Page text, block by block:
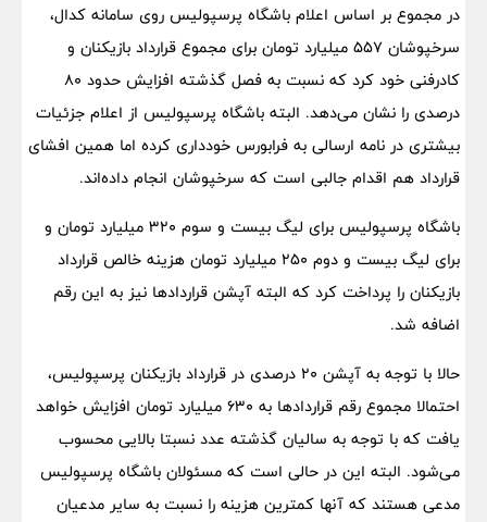
در مجموع بر اساس اعلام باشگاه پرسپولیس روی سامانه کدال،
سرخپوشان ۵۵۷ میلیارد تومان برای مجموع قرارداد بازیکنان و
کادرفنی خود کرد که نسبت به فصل گذشته افزایش حدود ۸۰
درصدی را نشان می‌دهد. البته باشگاه پرسپولیس از اعلام جزئیات
بیشتری در نامه ارسالی به فرابورس خودداری کرده اما همین افشای
قرارداد هم اقدام جالبی است که سرخپوشان انجام داده‌اند.
باشگاه پرسپولیس برای لیگ بیست و سوم ۳۲۰ میلیارد تومان و
برای لیگ بیست و دوم ۲۵۰ میلیارد تومان هزینه خالص قرارداد
بازیکنان را پرداخت کرد که البته آپشن قراردادها نیز به این رقم
اضافه شد.
حالا با توجه به آپشن ۲۰ درصدی در قرارداد بازیکنان پرسپولیس،
احتمالا مجموع رقم قراردادها به ۶۳۰ میلیارد تومان افزایش خواهد
یافت که با توجه به سالیان گذشته عدد نسبتا بالایی محسوب
می‌شود. البته این در حالی است که مسئولان باشگاه پرسپولیس
مدعی هستند که آنها کمترین هزینه را نسبت به سایر مدعیان